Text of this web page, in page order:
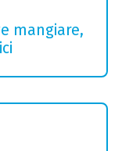
mangiare,